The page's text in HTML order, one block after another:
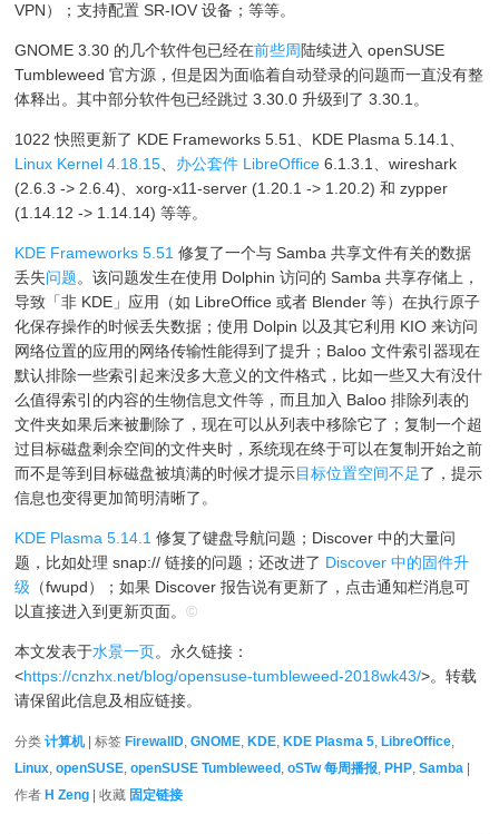
VPN）；支持配置 SR-IOV 设备；等等。
GNOME 3.30 的几个软件包已经在前些周 陆续进入 openSUSE
Tumbleweed 官方源，但是因为面临着自动登录的问题而一直没有整
体释出。其中部分软件包已经跳过 3.30.0 升级到了 3.30.1。
1022 快照更新了 KDE Frameworks 5.51、KDE Plasma 5.14.1、
Linux Kernel 4.18.15、 办公套件 LibreOffice 6.1.3.1、wireshark
(2.6.3 -> 2.6.4)、xorg-x11-server (1.20.1 -> 1.20.2) 和 zypper
(1.14.12 -> 1.14.14) 等等。
KDE Frameworks 5.51 修复了一个与 Samba 共享文件有关的数据
丢失问题。该问题发生在使用 Dolphin 访问的 Samba 共享存储上，
导致「非 KDE」应用（如 LibreOffice 或者 Blender 等）在执行原子
化保存操作的时候丢失数据；使用 Dolpin 以及其它利用 KIO 来访问
网络位置的应用的网络传输性能得到了提升；Baloo 文件索引器现在
默认排除一些索引起来没多大意义的文件格式，比如一些又大有没什
么值得索引的内容的生物信息文件等，而且加入 Baloo 排除列表的
文件夹如果后来被删除了，现在可以从列表中移除它了；复制一个超
过目标磁盘剩余空间的文件夹时，系统现在终于可以在复制开始之前
而不是等到目标磁盘被填满的时候才提示目标位置空间不足了，提示
信息也变得更加简明清晰了。
KDE Plasma 5.14.1 修复了键盘导航问题；Discover 中的大量问
题，比如处理 snap:// 链接的问题；还改进了 Discover 中的固件升
级 （fwupd）；如果 Discover 报告说有更新了，点击通知栏消息可
以直接进入到更新页面。©
本文发表于水景一页。永久链接：
<https://cnzhx.net/blog/opensuse-tumbleweed-2018wk43/>。转载
请保留此信息及相应链接。
分类计算机| 标签 FirewallD,GNOME, KDE, KDE Plasma 5, LibreOffice,
Linux,openSUSE,openSUSE Tumbleweed ,oSTw 每周播报, PHP,Samba
作者 H Zeng | 收藏 固定链接